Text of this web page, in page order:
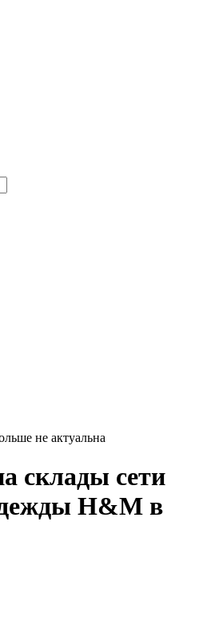
не актуальна
склады сети
H&M в